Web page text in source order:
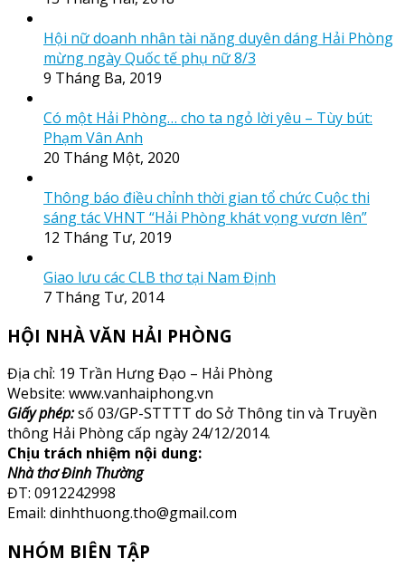
Hội nữ doanh nhân tài năng duyên dáng Hải Phòng
mừng ngày Quốc tế phụ nữ 8/3
9 Tháng Ba, 2019
Có một Hải Phòng… cho ta ngỏ lời yêu – Tùy bút:
Phạm Vân Anh
20 Tháng Một, 2020
Thông báo điều chỉnh thời gian tổ chức Cuộc thi
sáng tác VHNT “Hải Phòng khát vọng vươn lên”
12 Tháng Tư, 2019
Giao lưu các CLB thơ tại Nam Định
7 Tháng Tư, 2014
HỘI NHÀ VĂN HẢI PHÒNG
Địa chỉ: 19 Trần Hưng Đạo – Hải Phòng
Website: www.vanhaiphong.vn
Giấy phép:số 03/GP-STTTT do Sở Thông tin và Truyền
thông Hải Phòng cấp ngày 24/12/2014.
Chịu trách nhiệm nội dung:
Nhà thơ Đinh Thường
ĐT: 0912242998
Email: dinhthuong.tho@gmail.com
NHÓM BIÊN TẬP